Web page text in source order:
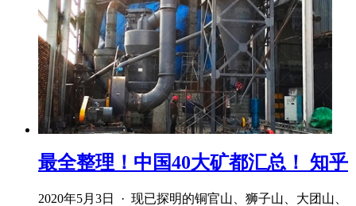
最全整理！中国40大矿都汇总！ 知乎
2020年5月3日 · 现已探明的铜官山、狮子山、大团山、